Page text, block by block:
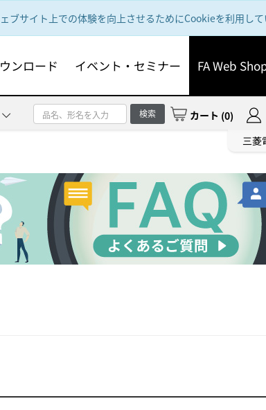
サイト上での体験を向上させるためにCookieを利用して
ンロード イベント・セミナー FA Web
三菱
検索 カート (0)